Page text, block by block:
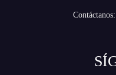
Contáctanos: